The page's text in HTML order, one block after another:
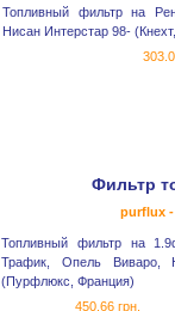
Топливный фильтр на
Нисан Интерстар 98-
Фильтр
purflux -
Топливный фильтр на
Трафик, Опель Виваро,
(Пурфлюкс, Франция)
450.66 грн.